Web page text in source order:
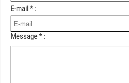
E-mail * :
Message * :